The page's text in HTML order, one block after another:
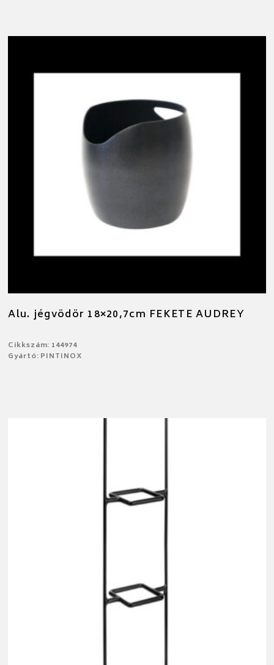
Alu. jégvödör 18×20,7cm FEKETE AUDREY
Cikkszám: 144974
Gyártó: PINTINOX